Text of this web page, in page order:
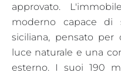
approvato.
moderno capace di
siciliana, pensato
luce naturale e una
esterno. I suoi 190